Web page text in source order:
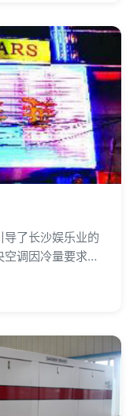
了长沙娱乐业的
空调因冷量要求